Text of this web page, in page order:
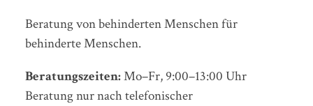
Beratung von behinderten Menschen für
behinderte Menschen.
Beratungszeiten:Mo–Fr, 9:00–13:00 Uhr
Beratung nur nach telefonischer